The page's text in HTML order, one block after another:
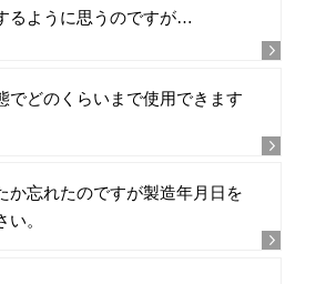
るように思うのですが…
でどのくらいまで使用できます
か忘れたのですが製造年月日を
。